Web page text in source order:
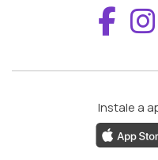
Instale a